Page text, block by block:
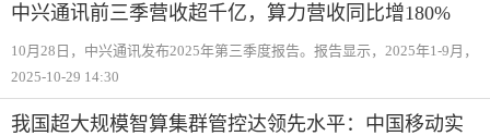
中兴通讯前三季营收超千亿，算力营收同比增180%
10月28日，中兴通讯发布2025年第三季度报告。报告显示，2025年1-9月，
公司实现营收1,005.2亿元，同比增长11.6%；归母净利润53.2亿元；扣非归
响，公司运营商
2025-10-29 14:30
我国超大规模智算集群管控达领先水平：中国移动实